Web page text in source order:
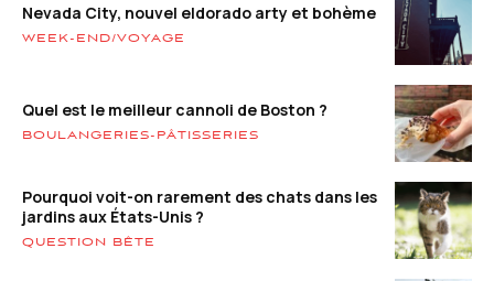
Nevada City, nouvel eldorado arty et bohème
WEEK-END/VOYAGE
Quel est le meilleur cannoli de Boston ?
BOULANGERIES-PÂTISSERIES
Pourquoi voit-on rarement des chats dans les
jardins aux États-Unis ?
QUESTION BÊTE